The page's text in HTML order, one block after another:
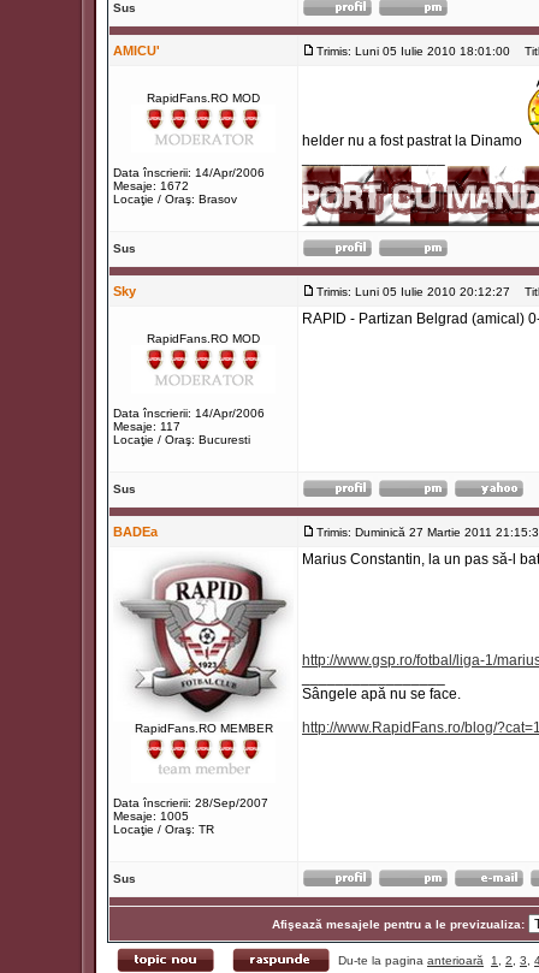
Sus
AMICU' Trimis: Luni 05 Iulie 2010 18:01:00
RapidFans.RO MOD
Data înscrierii: 14/Apr/2006
Mesaje: 1672
Locaţie / Oraş: Brasov
helder nu a fost pastrat la Dinamo
Sus
Sky Trimis: Luni 05 Iulie 2010 20:12:27
RapidFans.RO MOD
Data înscrierii: 14/Apr/2006
Mesaje: 117
Locaţie / Oraş: Bucuresti
RAPID - Partizan Belgrad (amical)
Sus
BADEa Trimis: Duminică 27 Martie 2011
RapidFans.RO MEMBER
Data înscrierii: 28/Sep/2007
Mesaje: 1005
Locaţie / Oraş: TR
Marius Constantin, la un pas să-l
http://www.gsp.ro/fotbal/liga-1/
Sângele apă nu se face.
http://www.RapidFans.ro/blog/
Sus
Afişează mesajele pentru a le previzualiza:
Du-te la pagina anterioară 1 2 3